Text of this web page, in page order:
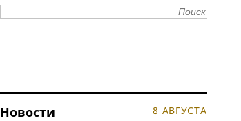
Новости 8 АВГУСТА